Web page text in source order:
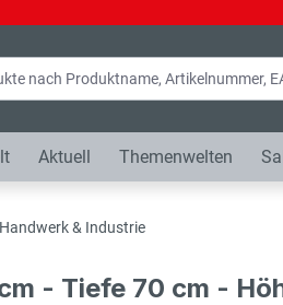
Aktuell Themenwelten
& Industrie
- Tiefe 70 cm -